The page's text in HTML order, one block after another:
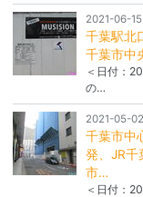
2021-06-15
千葉駅北
千葉市中
＜日付：
の…
2021-05-02
千葉市中
発、JR千
市…
＜日付：